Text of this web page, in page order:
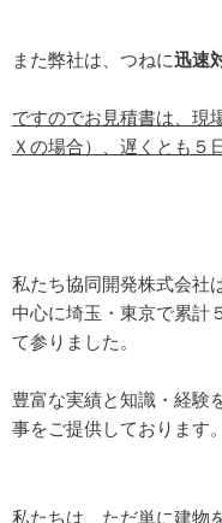
また弊社は、つねに迅速
ですのでお見積書は、現
Ｘの場合）、遅くとも５
私たち協同開発株式会社
中心に埼玉・東京で累計
て参りました。
豊富な実績と知識・経験
事をご提供しております。
私たちは、ただ単に建物